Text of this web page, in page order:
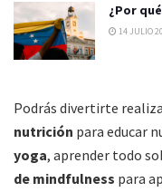
¿Por
14 JULIO
Podrás divertirte
nutrición para educar
yoga, aprender todo
de mindfulness para